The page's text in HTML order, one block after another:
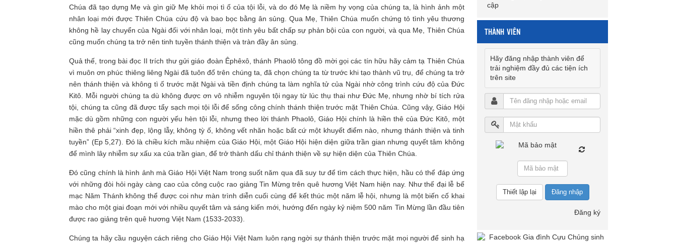
Chúa đã tạo dựng Mẹ và gìn giữ Mẹ khỏi mọi tì ố của tội lỗi, và do đó Mẹ là niềm hy vọng của chúng ta, là hình ảnh một
nhân loại mới được Thiên Chúa cứu độ và bao bọc bằng ân sủng. Qua Mẹ, Thiên Chúa muốn chứng tỏ tình yêu thương
không hề lay chuyển của Ngài đối với nhân loại, một tình yêu bất chấp sự phản bội của con người, và qua Mẹ, Thiên Chúa
cũng muốn chúng ta trở nên tinh tuyền thánh thiện và tràn đầy ân sủng.
Quả thế, trong bài đọc II trích thư gửi giáo đoàn Êphêxô, thánh Phaolô tông đồ mời gọi các tín hữu hãy cảm tạ Thiên Chúa
vì muôn ơn phúc thiêng liêng Ngài đã tuôn đổ trên chúng ta, đã chọn chúng ta từ trước khi tạo thành vũ trụ, để chúng ta trở
nên thánh thiện và không tì ố trước mặt Ngài và tiền định chúng ta làm nghĩa tử của Ngài nhờ công trình cứu độ của Đức
Kitô. Mỗi người chúng ta dù không được ơn vô nhiễm nguyên tội ngay từ lúc thụ thai như Đức Mẹ, nhưng nhờ bí tích rửa
tội, chúng ta cũng đã được tẩy sạch mọi tội lỗi để sống công chính thánh thiện trước mặt Thiên Chúa. Cũng vậy, Giáo Hội
mặc dù gồm những con người yếu hèn tội lỗi, nhưng theo lời thánh Phaolô, Giáo Hội chính là hiền thê của Đức Kitô, một
hiền thê phải “xinh đẹp, lộng lẫy, không tỳ ố, không vết nhăn hoặc bất cứ một khuyết điểm nào, nhưng thánh thiện và tinh
tuyền” (Ep 5,27). Đó là chiều kích mầu nhiệm của Giáo Hội, một Giáo Hội hiện diện giữa trần gian nhưng quyết tâm không
để mình lây nhiễm sự xấu xa của trần gian, để trở thành dấu chỉ thánh thiện về sự hiện diện của Thiên Chúa.
Đó cũng chính là hình ảnh mà Giáo Hội Việt Nam trong suốt năm qua đã suy tư để tìm cách thực hiện, hầu có thể đáp ứng
với những đòi hỏi ngày càng cao của công cuộc rao giảng Tin Mừng trên quê hương Việt Nam hiện nay. Như thế đại lễ bế
mạc Năm Thánh không thể được coi như màn trình diễn cuối cùng để kết thúc một năm lễ hội, nhưng là một biến cố khai
mào cho một giai đoạn mới với nhiều quyết tâm và sáng kiến mới, hướng đến ngày kỷ niệm 500 năm Tin Mừng lần đầu tiên
được rao giảng trên quê hương Việt Nam (1533-2033).
Chúng ta hãy cầu nguyện cách riêng cho Giáo Hội Việt Nam luôn rạng ngời sự thánh thiện trước mặt mọi người để sinh hạ
cập
THÀNH VIÊN
Hãy đăng nhập thành viên để
trải nghiệm đầy đủ các tiện ích
trên site
Đăng nhập
Đăng ký